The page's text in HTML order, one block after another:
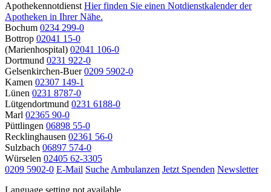
Apothekennotdienst Hier finden Sie einen Notdienstkalender der
Apotheken in Ihrer Nähe.
Bochum 0234 299-0
Bottrop 02041 15-0
(Marienhospital) 02041 106-0
Dortmund 0231 922-0
Gelsenkirchen-Buer 0209 5902-0
Kamen 02307 149-1
Lünen 0231 8787-0
Lütgendortmund 0231 6188-0
Marl 02365 90-0
Püttlingen 06898 55-0
Recklinghausen 02361 56-0
Sulzbach 06897 574-0
Würselen 02405 62-3305
0209 5902-0 E-Mail Suche Ambulanzen Jetzt Spenden Newsletter